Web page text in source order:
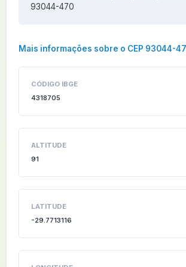
93044-470
Mais informações sobre o CEP 93044-
CÓDIGO IBGE
4318705
ALTITUDE
91
LATITUDE
-29.7713116